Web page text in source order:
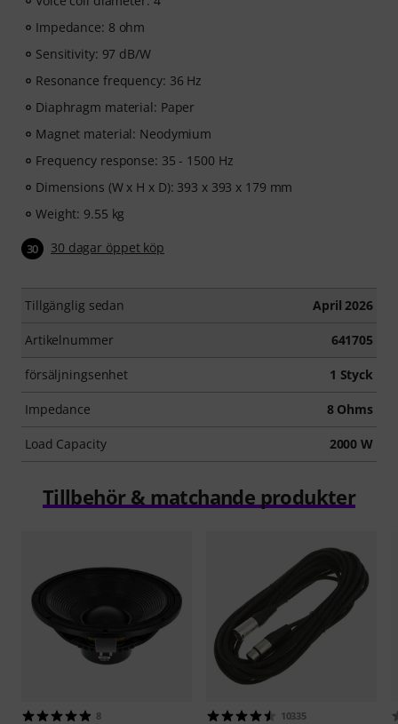
Impedance: 8 ohm
Sensitivity: 97 dB/W
Resonance frequency: 36 Hz
Diaphragm material: Paper
Magnet material: Neodymium
Frequency response: 35 - 1500 Hz
Dimensions (W x H x D): 393 x 393 x 179 mm
Weight: 9.55 kg
30 30 dagar öppet köp
Tillgänglig sedan April 2026
Artikelnummer 641705
försäljningsenhet 1 Styck
Impedance 8 Ohms
Load Capacity 2000 W
Tillbehör & matchande produkter
8 10335